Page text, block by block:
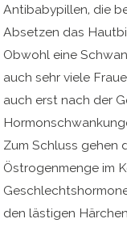
Antibabypillen, die
Absetzen das
Obwohl eine
auch sehr viele
auch erst nach der
Zum Schluss gehen
Östrogenmenge im
den lästigen